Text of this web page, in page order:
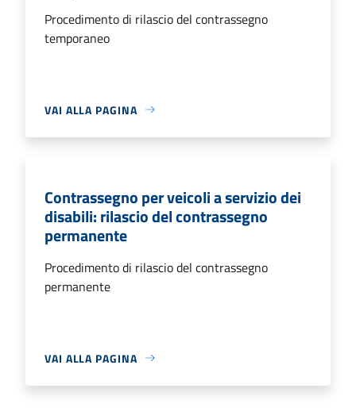
Procedimento di rilascio del contrassegno
temporaneo
VAI ALLA PAGINA
Contrassegno per veicoli a servizio dei
disabili: rilascio del contrassegno
permanente
Procedimento di rilascio del contrassegno
permanente
VAI ALLA PAGINA